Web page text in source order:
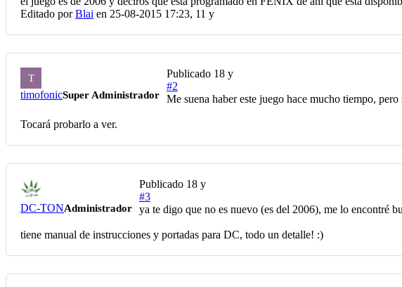
Editado porBlai en 25-08-2015 17:23, 11 y
T
timofonicSuper Administrador
Publicado 18 y
#2
Me suena haber este juego hace mucho tiempo,
Tocará probarlo a ver.
DC-TONAdministrador
Publicado 18 y
#3
ya te digo que no es nuevo (es del 2006), me lo encontré
tiene manual de instrucciones y portadas para DC, todo un detalle! :)